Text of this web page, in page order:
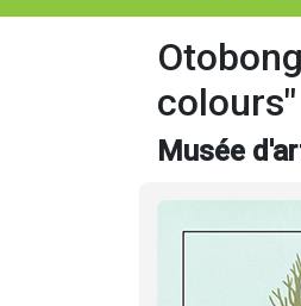
colours"
Musée